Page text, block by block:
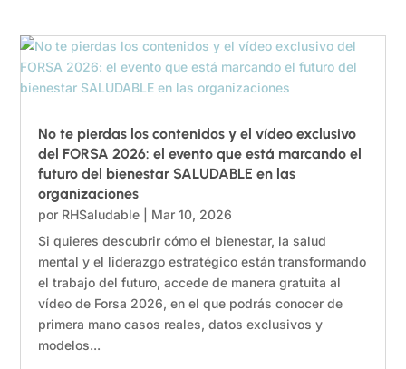
No te pierdas los contenidos y el vídeo exclusivo
del FORSA 2026: el evento que está marcando el
futuro del bienestar SALUDABLE en las
organizaciones
por RHSaludable
Mar 10, 2026
Si quieres descubrir cómo el bienestar, la salud
mental y el liderazgo estratégico están transformando
el trabajo del futuro, accede de manera gratuita al
vídeo de Forsa 2026, en el que podrás conocer de
primera mano casos reales, datos exclusivos y
modelos...